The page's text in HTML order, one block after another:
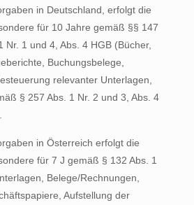
in Deutschland, erfolgt die
für 10 Jahre gemäß §§ 147
Nr. 1 und 4, Abs. 4 HGB (Bücher,
Buchungsbelege,
relevanter Unterlagen,
§ 257 Abs. 1 Nr. 2 und 3, Abs. 4
in Österreich erfolgt die
für 7 J gemäß § 132 Abs. 1
Belege/Rechnungen,
Aufstellung der